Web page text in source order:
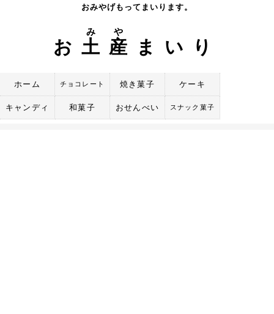
おみやげもってまいります。
お 土
み
産
や
まいり
ホーム チョコレート 焼き菓子 ケーキ
キャンディ 和菓子 おせんべい スナック菓子